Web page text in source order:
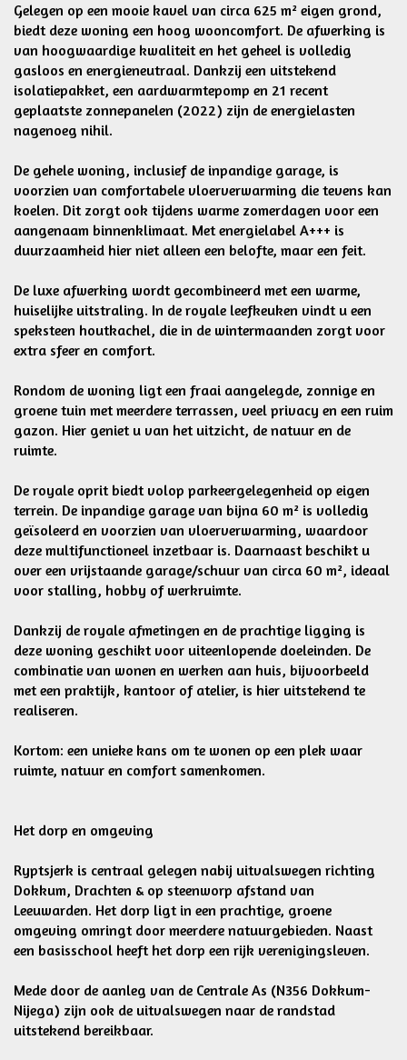
Gelegen op een mooie kavel van circa 625 m² eigen grond,
biedt deze woning een hoog wooncomfort. De afwerking is
van hoogwaardige kwaliteit en het geheel is volledig
gasloos en energieneutraal. Dankzij een uitstekend
isolatiepakket, een aardwarmtepomp en 21 recent
geplaatste zonnepanelen (2022) zijn de energielasten
nagenoeg nihil.
De gehele woning, inclusief de inpandige garage, is
voorzien van comfortabele vloerverwarming die tevens kan
koelen. Dit zorgt ook tijdens warme zomerdagen voor een
aangenaam binnenklimaat. Met energielabel A+++ is
duurzaamheid hier niet alleen een belofte, maar een feit.
De luxe afwerking wordt gecombineerd met een warme,
huiselijke uitstraling. In de royale leefkeuken vindt u een
speksteen houtkachel, die in de wintermaanden zorgt voor
extra sfeer en comfort.
Rondom de woning ligt een fraai aangelegde, zonnige en
groene tuin met meerdere terrassen, veel privacy en een ruim
gazon. Hier geniet u van het uitzicht, de natuur en de
ruimte.
De royale oprit biedt volop parkeergelegenheid op eigen
terrein. De inpandige garage van bijna 60 m² is volledig
geïsoleerd en voorzien van vloerverwarming, waardoor
deze multifunctioneel inzetbaar is. Daarnaast beschikt u
over een vrijstaande garage/schuur van circa 60 m², ideaal
voor stalling, hobby of werkruimte.
Dankzij de royale afmetingen en de prachtige ligging is
deze woning geschikt voor uiteenlopende doeleinden. De
combinatie van wonen en werken aan huis, bijvoorbeeld
met een praktijk, kantoor of atelier, is hier uitstekend te
realiseren.
Kortom: een unieke kans om te wonen op een plek waar
ruimte, natuur en comfort samenkomen.
Het dorp en omgeving
Ryptsjerk is centraal gelegen nabij uitvalswegen richting
Dokkum, Drachten & op steenworp afstand van
Leeuwarden. Het dorp ligt in een prachtige, groene
omgeving omringt door meerdere natuurgebieden. Naast
een basisschool heeft het dorp een rijk verenigingsleven.
Mede door de aanleg van de Centrale As (N356 Dokkum-
Nijega) zijn ook de uitvalswegen naar de randstad
uitstekend bereikbaar.